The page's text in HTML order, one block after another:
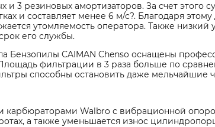
3 резиновых амортизаторов. За счет этого
и составляет менее 6 м/с?. Благодаря этому
утомляемость оператора. Также низкий
его службы.
Бензопилы CAIMAN Chenso оснащены
фильтрации в 3 раза больше по
способны остановить даже мельчайшие
карбюраторами Walbro с вибрационной
а также уменьшается износ